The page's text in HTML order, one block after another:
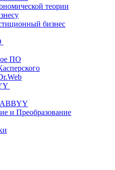
теории
бизнес
ПО
и Преобразование